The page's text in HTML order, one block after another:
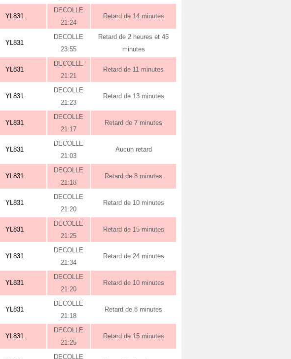
YL831
DECOLLE
21:24
Retard de 14 minutes
YL831
DECOLLE
23:55
Retard de 2 heures et 45
minutes
YL831
DECOLLE
21:21
Retard de 11 minutes
YL831
DECOLLE
21:23
Retard de 13 minutes
YL831
DECOLLE
21:17
Retard de 7 minutes
YL831
DECOLLE
21:03
Aucun retard
YL831
DECOLLE
21:18
Retard de 8 minutes
YL831
DECOLLE
21:20
Retard de 10 minutes
YL831
DECOLLE
21:25
Retard de 15 minutes
YL831
DECOLLE
21:34
Retard de 24 minutes
YL831
DECOLLE
21:20
Retard de 10 minutes
YL831
DECOLLE
21:18
Retard de 8 minutes
YL831
DECOLLE
21:25
Retard de 15 minutes
DECOLLE